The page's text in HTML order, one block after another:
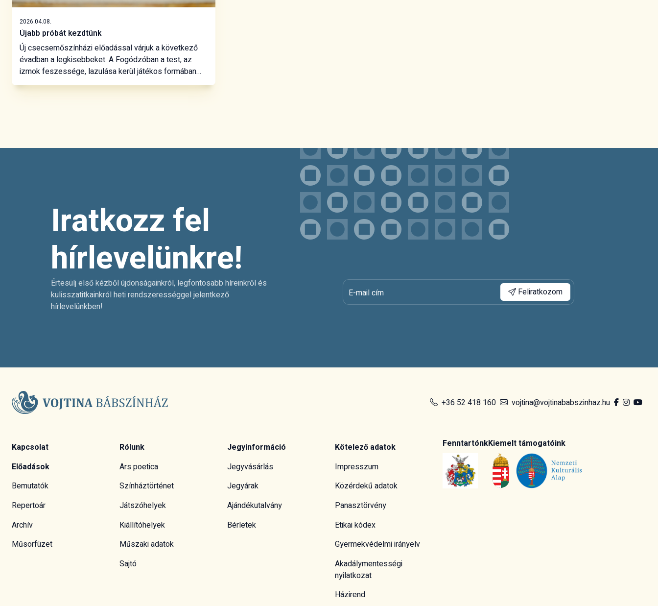
2026.04.08.
Újabb próbát kezdtünk
Új csecsemőszínházi előadással várjuk a következő
évadban a legkisebbeket. A Fogódzóban a test, az
izmok feszessége, lazulása kerül játékos formában
fókuszba. Életünk első éveiben küzdünk a testünkkel,
Iratkozz fel
hírlevelünkre!
Értesülj első kézből újdonságainkról, legfontosabb híreinkről és
kulisszatitkainkról heti rendszerességgel jelentkező
hírlevelünkben!
E-mail cím Feliratkozom
+36 52 418 160 vojtina@vojtinababszinhaz.hu
Kapcsolat
Előadások
Bemutatók
Repertoár
Archív
Műsorfüzet
Rólunk
Ars poetica
Színháztörténet
Játszóhelyek
Kiállítóhelyek
Műszaki adatok
Sajtó
Jegyinformáció
Jegyvásárlás
Jegyárak
Ajándékutalvány
Bérletek
Kötelező adatok
Impresszum
Közérdekű adatok
Panasztörvény
Etikai kódex
Gyermekvédelmi irányelv
Akadálymentességi
nyilatkozat
Házirend
FenntartónkKiemelt támogatóink